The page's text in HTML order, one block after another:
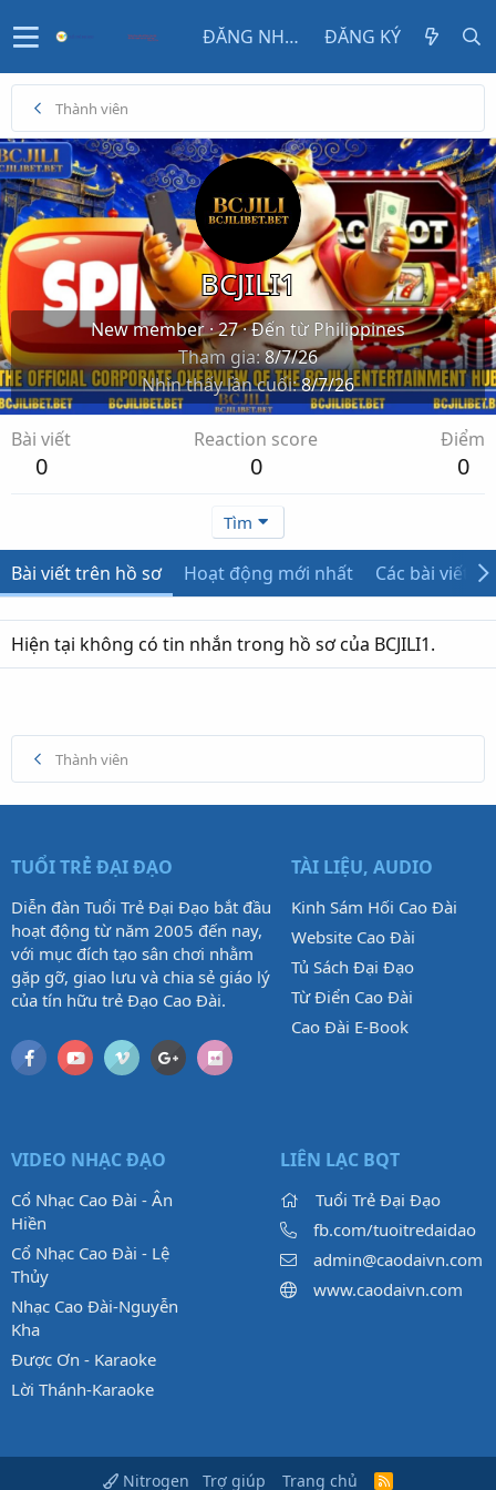
ĐĂNG NHẬP ĐĂNG KÝ
Thành viên
BCJILI1
New member·27·Đến từ Philippines
Tham gia 8/7/26
Nhìn thấy lần cuối 8/7/26
Bài viết
0
Reaction score
0
Điểm
0
Tìm
Bài viết trên hồ sơ Hoạt động mới nhất Các bài viết
Hiện tại không có tin nhắn trong hồ sơ của BCJILI1.
Thành viên
TUỔI TRẺ ĐẠI ĐẠO
Diễn đàn Tuổi Trẻ Đại Đạo bắt đầu
hoạt động từ năm 2005 đến nay,
với mục đích tạo sân chơi nhằm
gặp gỡ, giao lưu và chia sẻ giáo lý
của tín hữu trẻ Đạo Cao Đài.
TÀI LIỆU, AUDIO
Kinh Sám Hối Cao Đài
Website Cao Đài
Tủ Sách Đại Đạo
Từ Điển Cao Đài
Cao Đài E-Book
VIDEO NHẠC ĐẠO
Cổ Nhạc Cao Đài - Ân
Hiền
Cổ Nhạc Cao Đài - Lệ
Thủy
Nhạc Cao Đài-Nguyễn
Kha
Được Ơn - Karaoke
Lời Thánh-Karaoke
LIÊN LẠC BQT
Tuổi Trẻ Đại Đạo
fb.com/tuoitredaidao
admin@caodaivn.com
www.caodaivn.com
Nitrogen Trợ giúp Trang chủ
R